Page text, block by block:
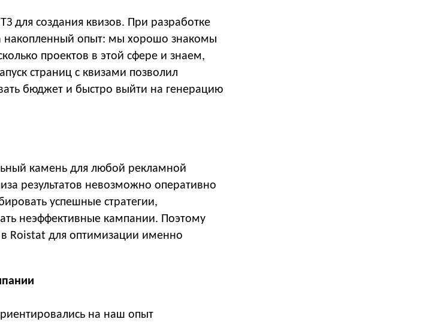
для создания квизов. При разработке
накопленный опыт: мы хорошо знакомы
проектов в этой сфере и знаем,
страниц с квизами позволил
бюджет и быстро выйти на генерацию
камень для любой рекламной
результатов невозможно оперативно
успешные стратегии,
неэффективные кампании. Поэтому
Roistat для оптимизации именно
на наш опыт